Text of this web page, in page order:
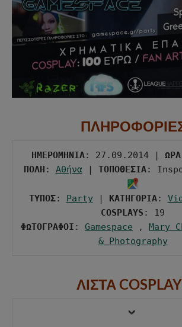
ΗΜΕΡΟΜΗΝΙΑ: 27.09.2014 | ΩΡΑ
ΠΟΛΗ : Αθήνα | ΤΟΠΟΘΕΣΙΑ:
ΤΥΠΟΣ: Party | ΚΑΤΗΓΟΡΙΑ:
COSPLAYS
ΦΩΤΟΓΡΑΦΟΙ : Gamespace , Mary
& Photography
ΛΙΣΤΑ